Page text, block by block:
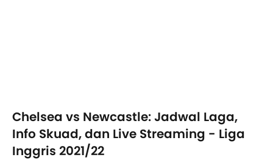
Chelsea vs Newcastle: Jadwal Laga,
Info Skuad, dan Live Streaming - Liga
Inggris 2021/22